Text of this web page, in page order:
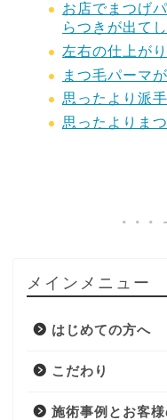
お店でまつげ
らつきが出て
左右の仕上が
まつ毛パーマ
思ったより派
思ったよりま
メインメニュー
はじめての方へ
こだわり
施術事例とお客